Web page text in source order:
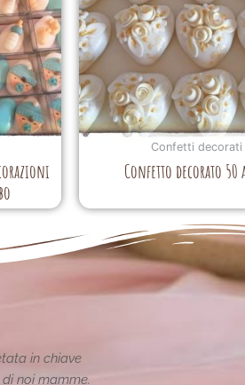
Confetti decorati
Confetto decorato
la vostra